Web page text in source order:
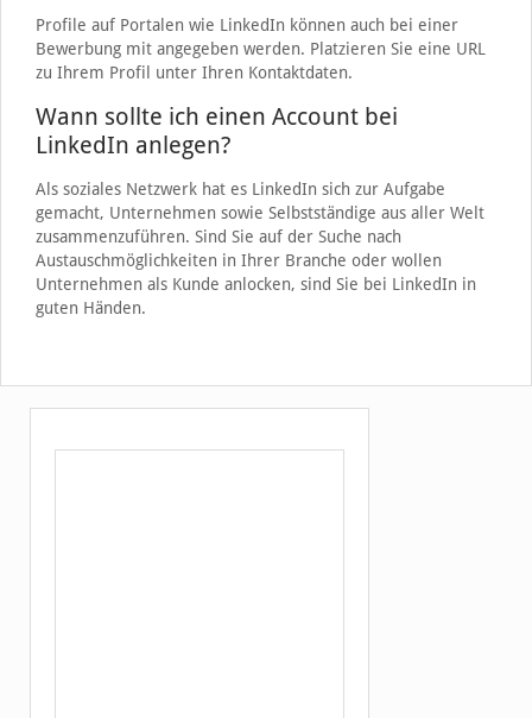
Profile auf Portalen wie LinkedIn können auch bei einer
Bewerbung mit angegeben werden. Platzieren Sie eine URL
zu Ihrem Profil unter Ihren Kontaktdaten.
Wann sollte ich einen Account bei
LinkedIn anlegen?
Als soziales Netzwerk hat es LinkedIn sich zur Aufgabe
gemacht, Unternehmen sowie Selbstständige aus aller Welt
zusammenzuführen. Sind Sie auf der Suche nach
Austauschmöglichkeiten in Ihrer Branche oder wollen
Unternehmen als Kunde anlocken, sind Sie bei LinkedIn in
guten Händen.